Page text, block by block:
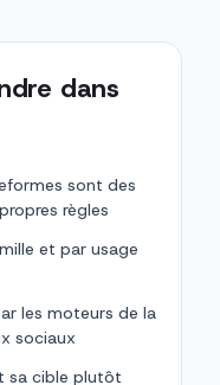
dans
sont des
règles
et par usage
les moteurs de la
sociaux
sa cible plutôt